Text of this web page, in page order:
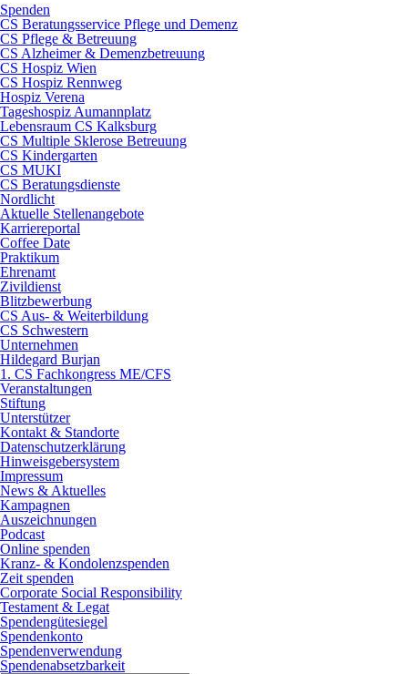
Spenden
CS Beratungsservice Pflege und Demenz
CS Pflege & Betreuung
CS Alzheimer & Demenzbetreuung
CS Hospiz Wien
CS Hospiz Rennweg
Hospiz Verena
Tageshospiz Aumannplatz
Lebensraum CS Kalksburg
CS Multiple Sklerose Betreuung
CS Kindergarten
CS MUKI
CS Beratungsdienste
Nordlicht
Aktuelle Stellenangebote
Karriereportal
Coffee Date
Praktikum
Ehrenamt
Zivildienst
Blitzbewerbung
CS Aus- & Weiterbildung
CS Schwestern
Unternehmen
Hildegard Burjan
1. CS Fachkongress ME/CFS
Veranstaltungen
Stiftung
Unterstützer
Kontakt & Standorte
Datenschutzerklärung
Hinweisgebersystem
Impressum
News & Aktuelles
Kampagnen
Auszeichnungen
Podcast
Online spenden
Kranz- & Kondolenzspenden
Zeit spenden
Corporate Social Responsibility
Testament & Legat
Spendengütesiegel
Spendenkonto
Spendenverwendung
Spendenabsetzbarkeit